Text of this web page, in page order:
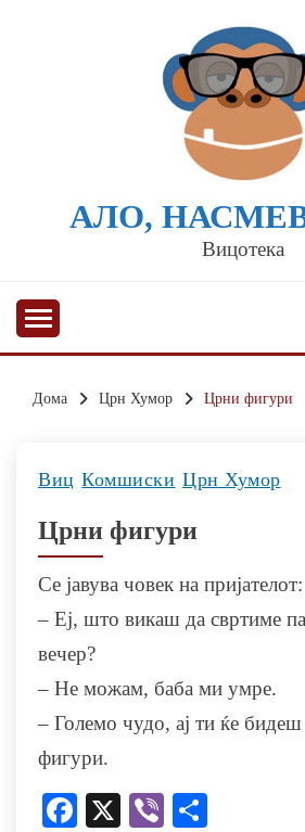
АЛО,
Вицотека
Дома Црн Хумор Црни фигури
Виц Комшиски Црн Хумор
Црни фигури
Се јавува човек на пријателот:
– Еј, што викаш да свртиме
вечер?
– Не можам, баба ми умре.
– Големо чудо, ај ти ќе
фигури.
Facebook
X Viber